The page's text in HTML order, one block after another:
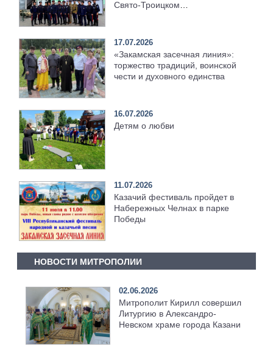
Свято‑Троицком
17.07.2026
«Закамская засечная линия»:
торжество традиций, воинской
чести и духовного единства
16.07.2026
Детям о любви
11.07.2026
Казачий фестиваль пройдет в
Набережных Челнах в парке
Победы
НОВОСТИ МИТРОПОЛИИ
02.06.2026
Митрополит Кирилл совершил
Литургию в Александро-
Невском храме города Казани